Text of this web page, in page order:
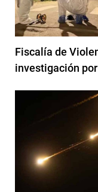
Fiscalía de
investigación